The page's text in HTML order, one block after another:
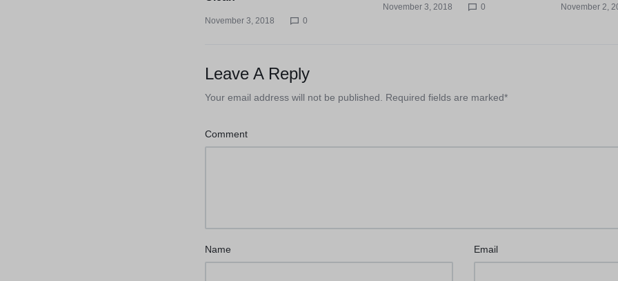
November 3, 2018 0
November 3, 2018 0 November 2,
Leave A Reply
Your email address will not be published. Required fields are marked*
Comment
Name Email